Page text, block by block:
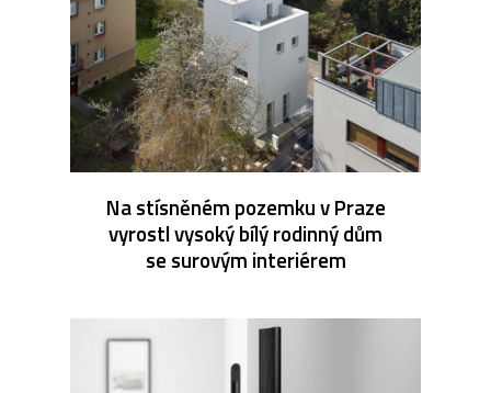
Na stísněném pozemku v Praze
vyrostl vysoký bílý rodinný dům
se surovým interiérem